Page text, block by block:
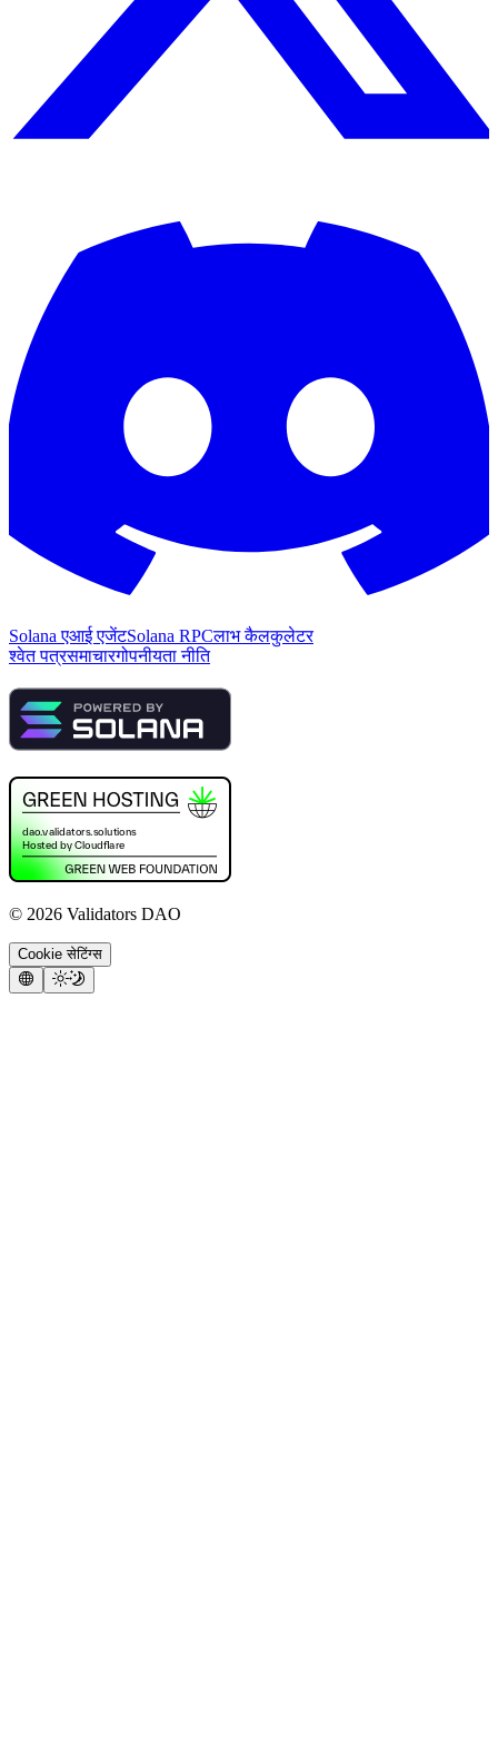
Solana एआई एजेंटSolana RPCलाभ कैलकुलेटर
श्वेत पत्रसमाचारगोपनीयता नीति
© 2026 Validators DAO
Cookie सेटिंग्स